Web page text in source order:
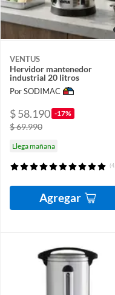
VENTUS
Hervidor mantenedor
industrial 20 litros
Por SODIMAC
$ 58.190 -17%
$ 69.990
Llega mañana
Agregar